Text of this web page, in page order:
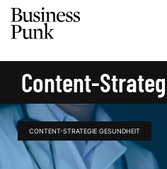
Content-
CONTENT-STRATEGIE GESUNDHEIT